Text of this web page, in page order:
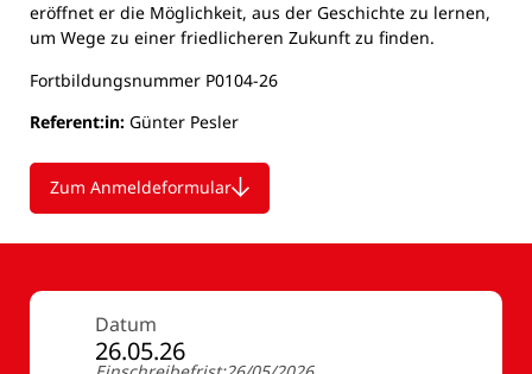
eröffnet er die Möglichkeit, aus der Geschichte zu lernen,
um Wege zu einer friedlicheren Zukunft zu finden.
Fortbildungsnummer P0104-26
Referent:in: Günter Pesler
Zum Anmeldeformular
Datum
26.05.26